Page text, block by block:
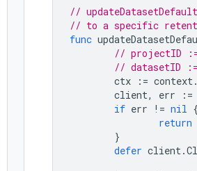
//
// to a specific
func
// projectID
// datasetID
ctx
:= context.
client, err :=
if err != nil {
return
}
defer client.